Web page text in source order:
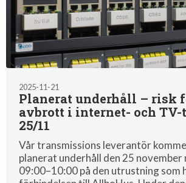
2025-11-21
Planerat underhåll – risk
avbrott i internet- och
25/11
Vår transmissions leverantör
planerat underhåll den 25 november
09:00–10:00 på den utrustning som